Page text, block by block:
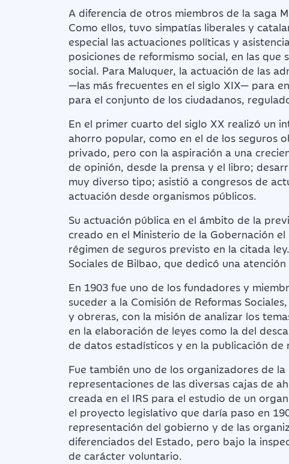
A diferencia de otros miembros de la saga
Como ellos, tuvo simpatías liberales y
especial las actuaciones políticas y
posiciones de reformismo social, en las
social. Para Maluquer, la actuación de las
—las más frecuentes en el siglo XIX— para
para el conjunto de los ciudadanos,
En el primer cuarto del siglo XX realizó un
ahorro popular, como en el de los seguros
privado, pero con la aspiración a una
de opinión, desde la prensa y el libro;
muy diverso tipo; asistió a congresos de
actuación desde organismos públicos.
Su actuación pública en el ámbito de la
creado en el Ministerio de la Gobernación
régimen de seguros previsto en la citada
Sociales de Bilbao, que dedicó una
En 1903 fue uno de los fundadores y
suceder a la Comisión de Reformas
y obreras, con la misión de analizar los
en la elaboración de leyes como la del
de datos estadísticos y en la publicación de
Fue también uno de los organizadores de
representaciones de las diversas cajas de
creada en el IRS para el estudio de un
el proyecto legislativo que daría paso en
representación del gobierno y de las
diferenciados del Estado, pero bajo la
de carácter voluntario.